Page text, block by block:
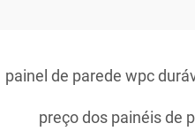
painel de parede wpc
preço dos painéis de